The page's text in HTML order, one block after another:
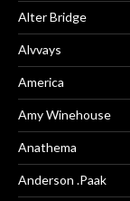
Alter Bridge
Alvvays
America
Amy Winehouse
Anathema
Anderson .Paak